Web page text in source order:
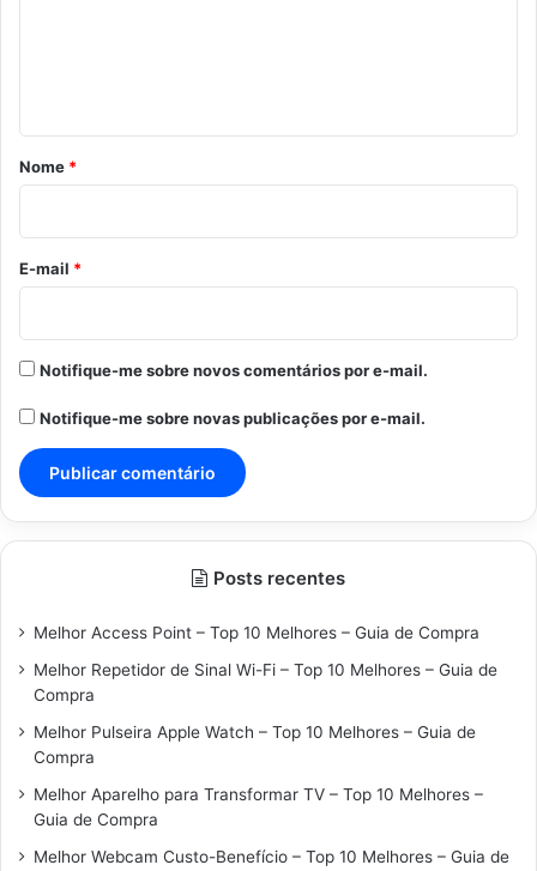
r
o
*
Nome *
E-mail *
Notifique-me sobre novos comentários por e-mail.
Notifique-me sobre novas publicações por e-mail.
Posts recentes
Melhor Access Point – Top 10 Melhores – Guia de Compra
Melhor Repetidor de Sinal Wi-Fi – Top 10 Melhores – Guia de
Compra
Melhor Pulseira Apple Watch – Top 10 Melhores – Guia de
Compra
Melhor Aparelho para Transformar TV – Top 10 Melhores –
Guia de Compra
Melhor Webcam Custo-Benefício – Top 10 Melhores – Guia de